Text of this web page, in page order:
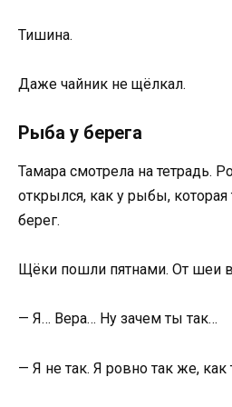
Тишина.
Даже чайник не щёлкал.
Рыба у берега
Тамара смотрела на тетрадь.
открылся, как у рыбы, которая
берег.
Щёки пошли пятнами. От шеи
— Я… Вера… Ну зачем ты так…
— Я не так. Я ровно так же,